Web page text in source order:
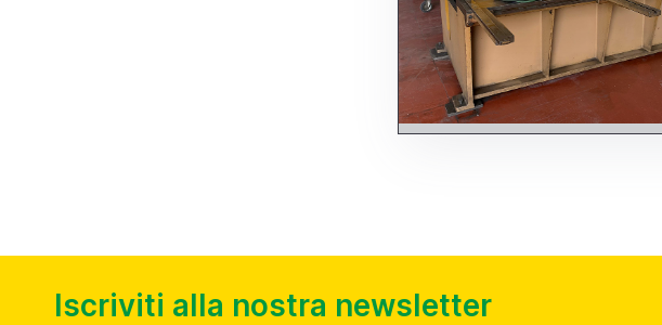
Iscriviti alla nostra newsletter